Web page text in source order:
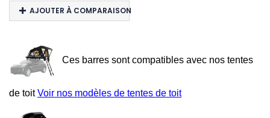
AJOUTER À COMPARAISON
Ces barres sont compatibles avec nos tentes
de toitVoir nos modèles de tentes de toit